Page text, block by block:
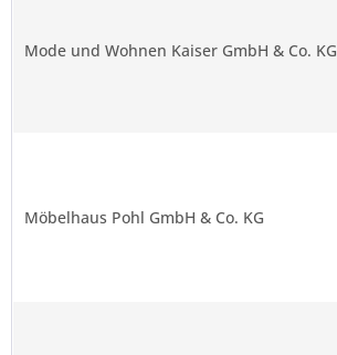
Mode und Wohnen Kaiser GmbH & Co. KG
Möbelhaus Pohl GmbH & Co. KG